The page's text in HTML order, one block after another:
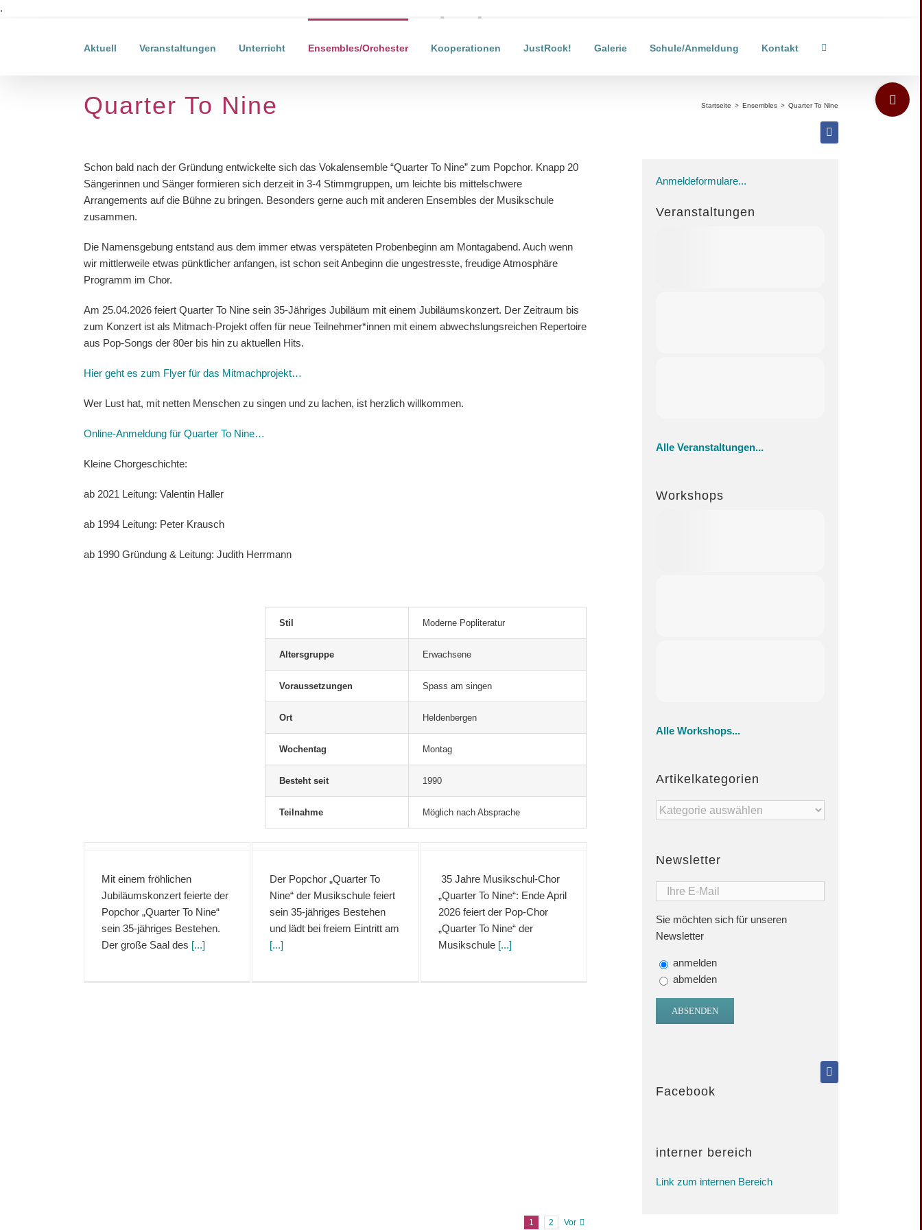
.
Aktuell Veranstaltungen Unterricht Ensembles/Orchester Kooperationen JustRock! Galerie Schule/Anmeldung Kontakt
Quarter To Nine Startseite > Ensembles > Quarter To Nine
Schon bald nach der Gründung entwickelte sich das Vokalensemble “Quarter To Nine” zum Popchor. Knapp 20
Sängerinnen und Sänger formieren sich derzeit in 3-4 Stimmgruppen, um leichte bis mittelschwere
Arrangements auf die Bühne zu bringen. Besonders gerne auch mit anderen Ensembles der Musikschule
zusammen.
Die Namensgebung entstand aus dem immer etwas verspäteten Probenbeginn am Montagabend. Auch wenn
wir mittlerweile etwas pünktlicher anfangen, ist schon seit Anbeginn die ungestresste, freudige Atmosphäre
Programm im Chor.
Am 25.04.2026 feiert Quarter To Nine sein 35-Jähriges Jubiläum mit einem Jubiläumskonzert. Der Zeitraum bis
zum Konzert ist als Mitmach-Projekt offen für neue Teilnehmer*innen mit einem abwechslungsreichen Repertoire
aus Pop-Songs der 80er bis hin zu aktuellen Hits.
Hier geht es zum Flyer für das Mitmachprojekt…
Wer Lust hat, mit netten Menschen zu singen und zu lachen, ist herzlich willkommen.
Online-Anmeldung für Quarter To Nine…
Kleine Chorgeschichte:
ab 2021 Leitung: Valentin Haller
ab 1994 Leitung: Peter Krausch
ab 1990 Gründung & Leitung: Judith Herrmann
Stil Moderne Popliteratur
Altersgruppe Erwachsene
Voraussetzungen Spass am singen
Ort Heldenbergen
Wochentag Montag
Besteht seit 1990
Teilnahme Möglich nach Absprache
Mit einem fröhlichen
Jubiläumskonzert feierte der
Popchor „Quarter To Nine“
sein 35-jähriges Bestehen.
Der große Saal des [...]
Der Popchor „Quarter To
Nine“ der Musikschule feiert
sein 35-jähriges Bestehen
und lädt bei freiem Eintritt am
[...]
35 Jahre Musikschul-Chor
„Quarter To Nine“: Ende April
2026 feiert der Pop-Chor
„Quarter To Nine“ der
Musikschule [...]
1 2 Vor
Anmeldeformulare...
Veranstaltungen
Alle Veranstaltungen...
Workshops
Alle Workshops...
Artikelkategorien
Artikelkategorien
Newsletter
Sie möchten sich für unseren
Newsletter
anmelden
abmelden
Facebook
interner bereich
Link zum internen Bereich
Toggle
Sliding